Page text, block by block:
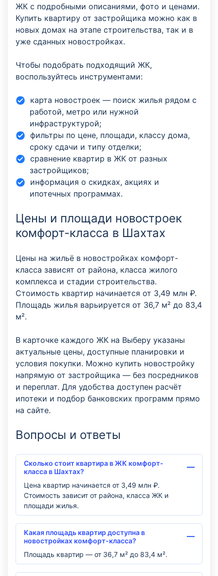
ЖК с подробными описаниями, фото и ценами.
Купить квартиру от застройщика можно как в
новых домах на этапе строительства, так и в
уже сданных новостройках.
Чтобы подобрать подходящий ЖК,
воспользуйтесь инструментами:
карта новостроек — поиск жилья рядом с
работой, метро или нужной
инфраструктурой;
фильтры по цене, площади, классу дома,
сроку сдачи и типу отделки;
сравнение квартир в ЖК от разных
застройщиков;
информация о скидках, акциях и
ипотечных программах.
Цены и площади новостроек
комфорт-класса в Шахтах
Цены на жильё в новостройках комфорт-
класса зависят от района, класса жилого
комплекса и стадии строительства.
Стоимость квартир начинается от 3,49 млн ₽.
Площадь жилья варьируется от 36,7 м² до 83,4
м².
В карточке каждого ЖК на Выберу указаны
актуальные цены, доступные планировки и
условия покупки. Можно купить новостройку
напрямую от застройщика — без посредников
и переплат. Для удобства доступен расчёт
ипотеки и подбор банковских программ прямо
на сайте.
Вопросы и ответы
Сколько стоит квартира в ЖК комфорт-
класса в Шахтах?
Цена квартир начинается от 3,49 млн ₽.
Стоимость зависит от района, класса ЖК и
площади жилья.
Какая площадь квартир доступна в
новостройках комфорт-класса?
Площадь квартир — от 36,7 м² до 83,4 м².